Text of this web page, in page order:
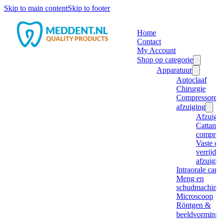
Skip to main contentSkip to footer
Home
Contact
My Account
Shop op categorie
Apparatuur
Autoclaaf
Chirurgie
afzuiging
Cattani
Vaste
Intraorale
Meng en
Microscoop
Röntgen &
beeldvorming